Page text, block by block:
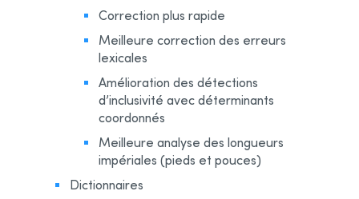
Correction plus rapide
Meilleure correction des erreurs
lexicales
Amélioration des détections
d’inclusivité avec déterminants
coordonnés
Meilleure analyse des longueurs
impériales (pieds et pouces)
Dictionnaires